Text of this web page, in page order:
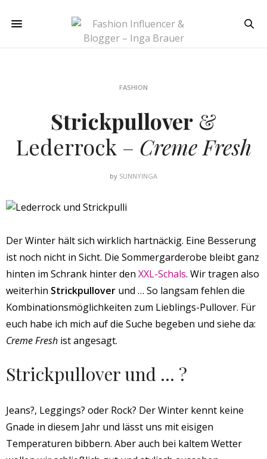
FASHION
Strickpullover &
Lederrock – Creme Fresh
by SUNNYINGA
Der Winter hält sich wirklich hartnäckig. Eine Besserung
ist noch nicht in Sicht. Die Sommergarderobe bleibt ganz
hinten im Schrank hinter den XXL-Schals. Wir tragen also
weiterhin Strickpullover und … So langsam fehlen die
Kombinationsmöglichkeiten zum Lieblings-Pullover. Für
euch habe ich mich auf die Suche begeben und siehe da:
Creme Fresh ist angesagt.
Strickpullover und … ?
Jeans?, Leggings? oder Rock? Der Winter kennt keine
Gnade in diesem Jahr und lässt uns mit eisigen
Temperaturen bibbern. Aber auch bei kaltem Wetter